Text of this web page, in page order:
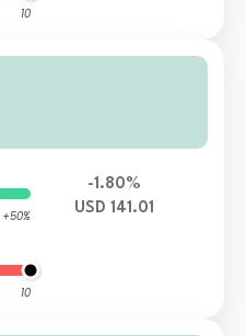
10
+50%
10
-1.80%
USD 141.01